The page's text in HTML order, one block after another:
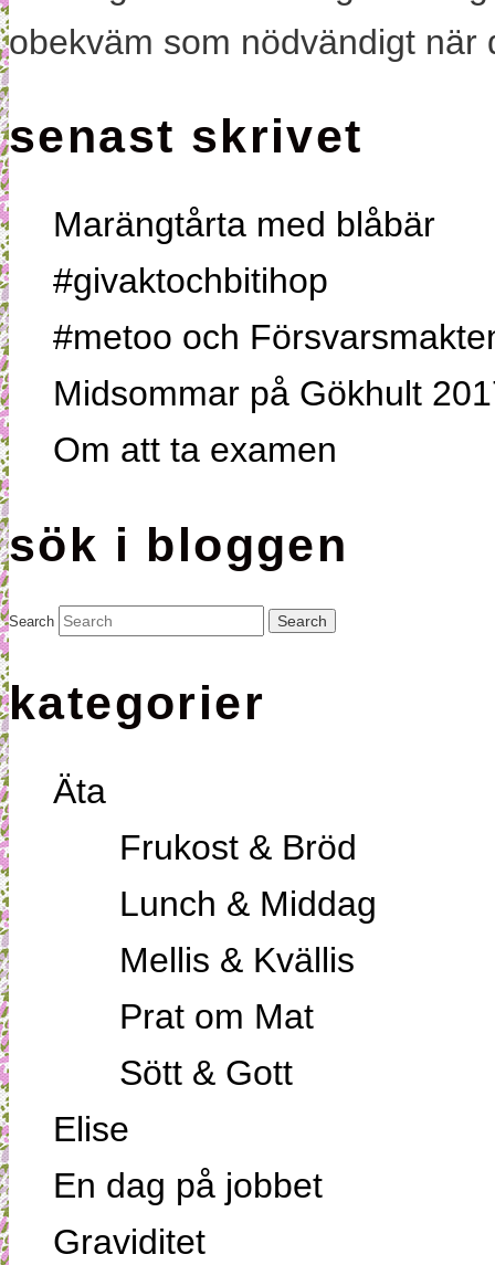
obekväm som nödvändigt när
senast skrivet
Marängtårta med blåbär
#givaktochbitihop
#metoo och
Midsommar på Gökhult
Om att ta examen
sök i bloggen
Search
kategorier
Äta
Frukost & Bröd
Lunch & Middag
Mellis & Kvällis
Prat om Mat
Sött & Gott
Elise
En dag på jobbet
Graviditet